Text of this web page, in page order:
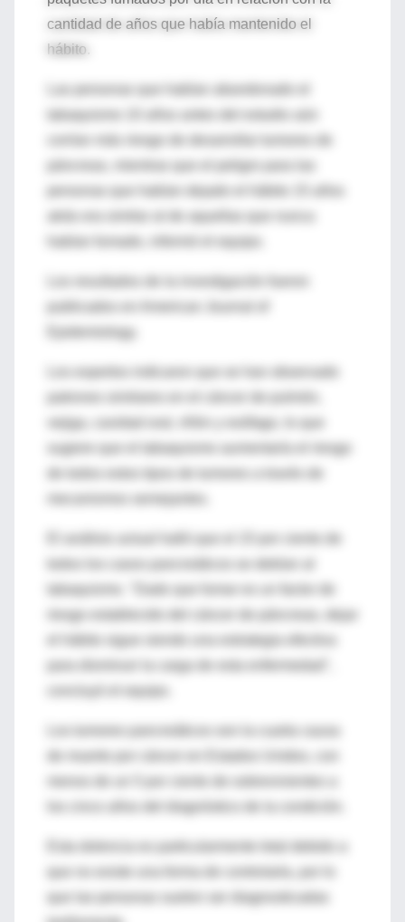
cantidad de años que había mantenido el
hábito.
tabaquismo 10 años antes del estudio aún
corrían más riesgo de desarrollar tumores de
páncreas, mientras que el peligro para las
atrás era similar al de aquellas que nunca
habían fumado, informó el equipo.
Los resultados de la investigación fueron
Epidemiology.
vejiga, cavidad oral, riñón y esófago, lo que
sugiere que el tabaquismo aumentaría el riesgo
tabaquismo. "Dado que fumar es un factor de
riesgo establecido del cáncer de páncreas, dejar
el hábito sigue siendo una estrategia efectiva
para disminuir la carga de esta enfermedad",
concluyó el equipo.
los cinco años del diagnóstico de la condición.
que las personas suelen ser diagnosticadas